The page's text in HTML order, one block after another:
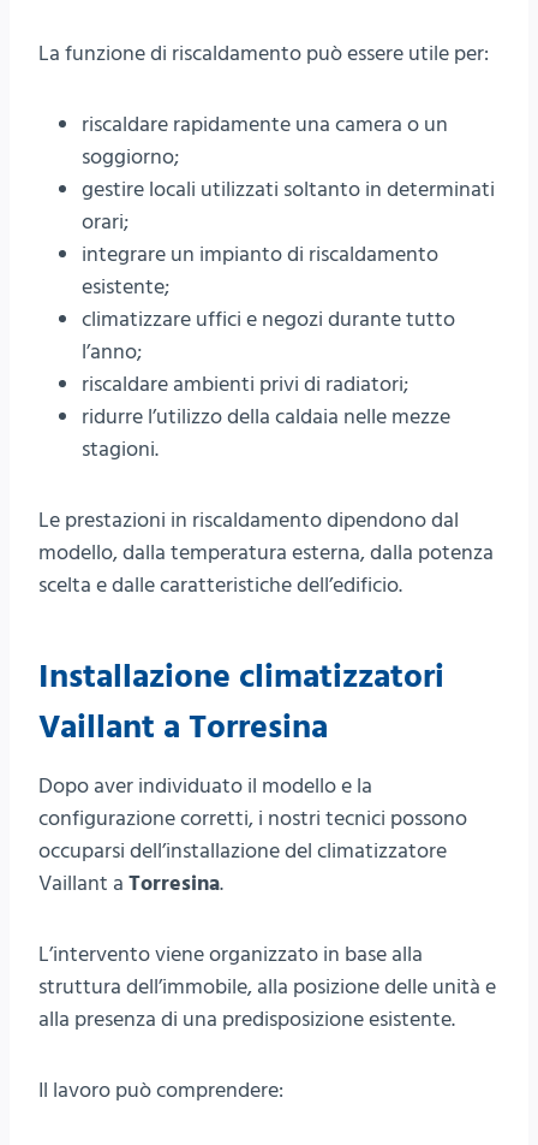
La funzione di riscaldamento può essere utile per:
riscaldare rapidamente una camera o un
soggiorno;
gestire locali utilizzati soltanto in determinati
orari;
integrare un impianto di riscaldamento
esistente;
climatizzare uffici e negozi durante tutto
l’anno;
riscaldare ambienti privi di radiatori;
ridurre l’utilizzo della caldaia nelle mezze
stagioni.
Le prestazioni in riscaldamento dipendono dal
modello, dalla temperatura esterna, dalla potenza
scelta e dalle caratteristiche dell’edificio.
Installazione climatizzatori
Vaillant a Torresina
Dopo aver individuato il modello e la
configurazione corretti, i nostri tecnici possono
occuparsi dell’installazione del climatizzatore
Vaillant a Torresina.
L’intervento viene organizzato in base alla
struttura dell’immobile, alla posizione delle unità e
alla presenza di una predisposizione esistente.
Il lavoro può comprendere: